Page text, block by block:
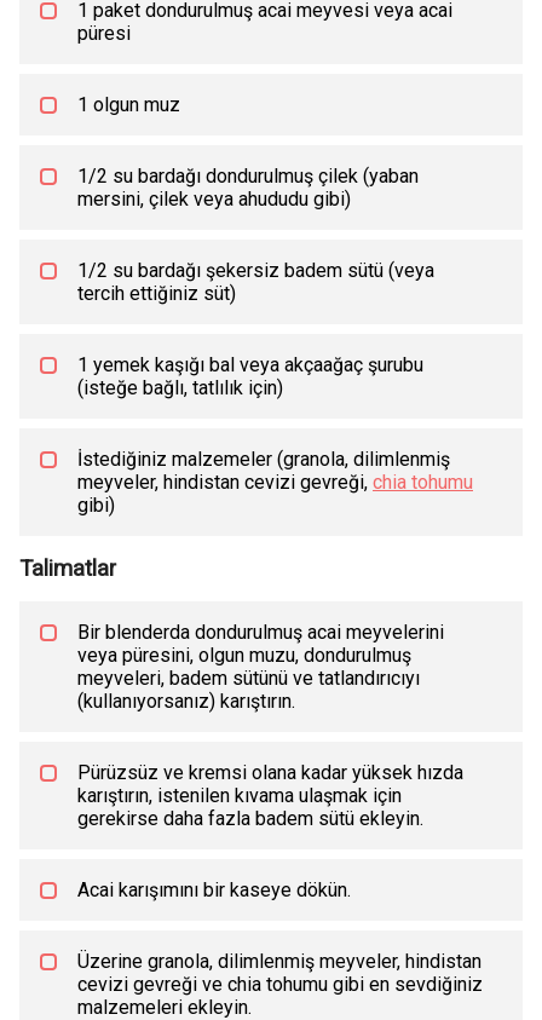
1 paket dondurulmuş acai meyvesi veya acai
püresi
1 olgun muz
1/2 su bardağı dondurulmuş çilek (yaban
mersini, çilek veya ahududu gibi)
1/2 su bardağı şekersiz badem sütü (veya
tercih ettiğiniz süt)
1 yemek kaşığı bal veya akçaağaç şurubu
(isteğe bağlı, tatlılık için)
İstediğiniz malzemeler (granola, dilimlenmiş
meyveler, hindistan cevizi gevreği, chia tohumu
gibi)
Talimatlar
Bir blenderda dondurulmuş acai meyvelerini
veya püresini, olgun muzu, dondurulmuş
meyveleri, badem sütünü ve tatlandırıcıyı
(kullanıyorsanız) karıştırın.
Pürüzsüz ve kremsi olana kadar yüksek hızda
karıştırın, istenilen kıvama ulaşmak için
gerekirse daha fazla badem sütü ekleyin.
Acai karışımını bir kaseye dökün.
Üzerine granola, dilimlenmiş meyveler, hindistan
cevizi gevreği ve chia tohumu gibi en sevdiğiniz
malzemeleri ekleyin.